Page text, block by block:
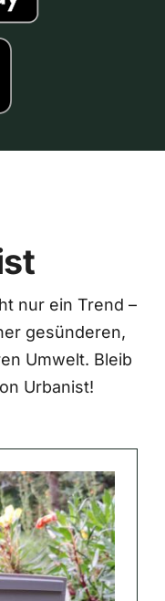
nur ein Trend –
gesünderen,
Umwelt. Bleib
Urbanist!